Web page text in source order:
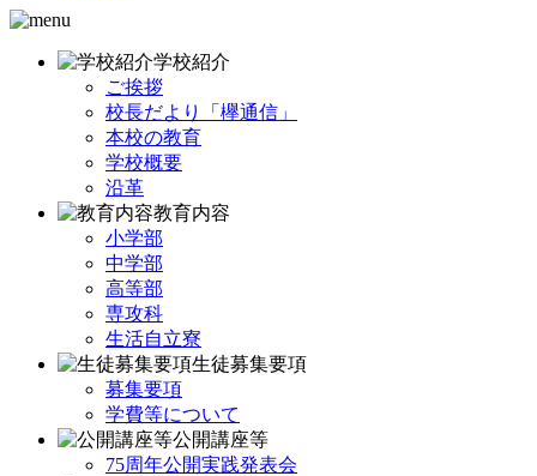
学校紹介
ご挨拶
校長だより「欅通信」
本校の教育
学校概要
沿革
教育内容
小学部
中学部
高等部
専攻科
生活自立寮
生徒募集要項
募集要項
学費等について
公開講座等
75周年公開実践発表会